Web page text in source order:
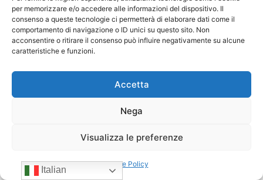
per memorizzare e/o accedere alle informazioni del dispositivo. Il
consenso a queste tecnologie ci permetterà di elaborare dati come il
comportamento di navigazione o ID unici su questo sito. Non
acconsentire o ritirare il consenso può influire negativamente su alcune
caratteristiche e funzioni.
Accetta
Nega
Visualizza le preferenze
Cookie Policy
CONFIDA Servizi srl presenta il
nuovo Consiglio di Amministrazione
Italian